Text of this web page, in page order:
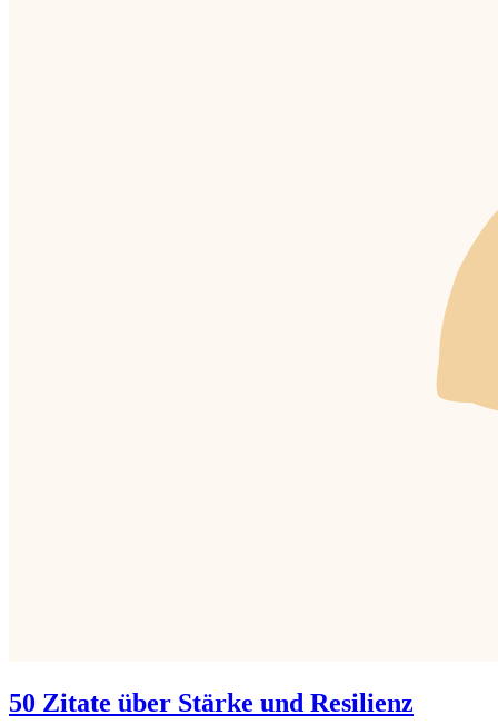
50 Zitate über Stärke und Resilienz